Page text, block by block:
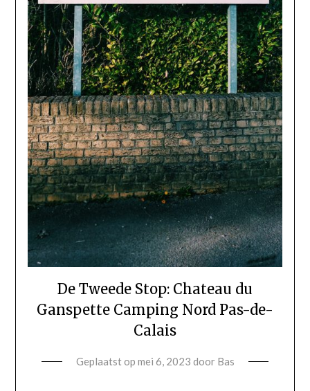
De Tweede Stop: Chateau du
Ganspette Camping Nord Pas-de-
Calais
Geplaatst op mei 6, 2023 door Bas